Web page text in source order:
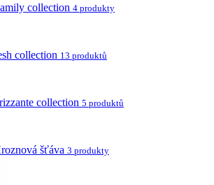
collection 4 produkty
collection 13 produktů
collection 5 produktů
šťáva 3 produkty